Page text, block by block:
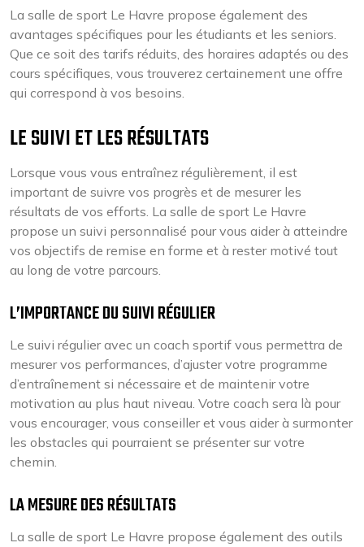
La salle de sport Le Havre propose également des
avantages spécifiques pour les étudiants et les seniors.
Que ce soit des tarifs réduits, des horaires adaptés ou des
cours spécifiques, vous trouverez certainement une offre
qui correspond à vos besoins.
LE SUIVI ET LES RÉSULTATS
Lorsque vous vous entraînez régulièrement, il est
important de suivre vos progrès et de mesurer les
résultats de vos efforts. La salle de sport Le Havre
propose un suivi personnalisé pour vous aider à atteindre
vos objectifs de remise en forme et à rester motivé tout
au long de votre parcours.
L’IMPORTANCE DU SUIVI RÉGULIER
Le suivi régulier avec un coach sportif vous permettra de
mesurer vos performances, d’ajuster votre programme
d’entraînement si nécessaire et de maintenir votre
motivation au plus haut niveau. Votre coach sera là pour
vous encourager, vous conseiller et vous aider à surmonter
les obstacles qui pourraient se présenter sur votre
chemin.
LA MESURE DES RÉSULTATS
La salle de sport Le Havre propose également des outils